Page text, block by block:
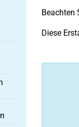
Beachten
Diese